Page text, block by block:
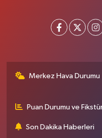
Merkez Hava Durumu
Puan Durumu ve
Son Dakika Haberleri